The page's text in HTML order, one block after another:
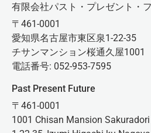
有限会社パスト・プレゼント・
〒461-0001
愛知県名古屋市東区泉1-22-35
チサンマンション桜通久屋1001
電話番号: 052-953-7595
Past Present Future
〒461-0001
1001 Chisan Mansion